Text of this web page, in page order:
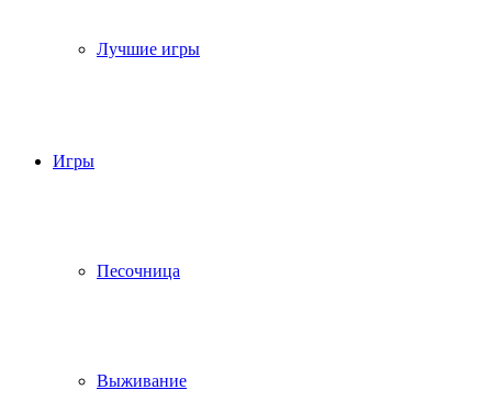
Лучшие игры
Игры
Песочница
Выживание